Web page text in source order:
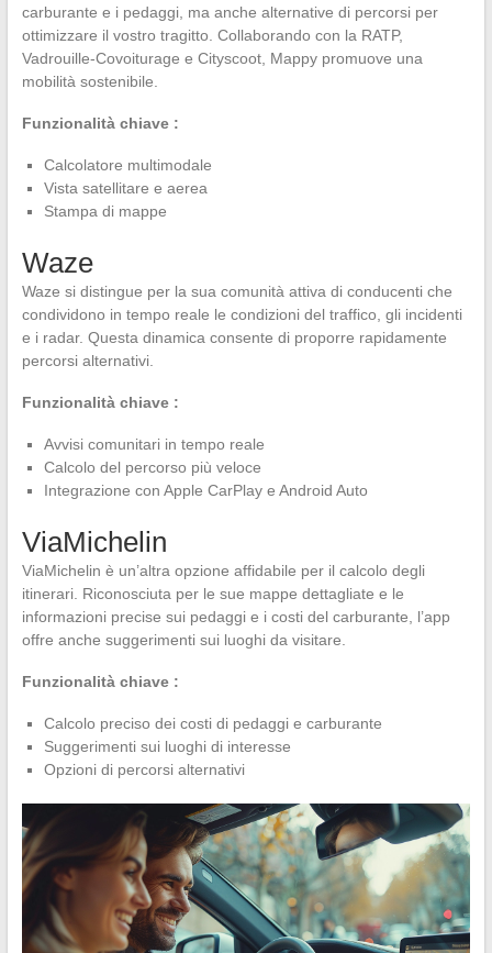
carburante e i pedaggi, ma anche alternative di percorsi per
ottimizzare il vostro tragitto. Collaborando con la RATP,
Vadrouille-Covoiturage e Cityscoot, Mappy promuove una
mobilità sostenibile.
Funzionalità chiave :
Calcolatore multimodale
Vista satellitare e aerea
Stampa di mappe
Waze
Waze si distingue per la sua comunità attiva di conducenti che
condividono in tempo reale le condizioni del traffico, gli incidenti
e i radar. Questa dinamica consente di proporre rapidamente
percorsi alternativi.
Funzionalità chiave :
Avvisi comunitari in tempo reale
Calcolo del percorso più veloce
Integrazione con Apple CarPlay e Android Auto
ViaMichelin
ViaMichelin è un’altra opzione affidabile per il calcolo degli
itinerari. Riconosciuta per le sue mappe dettagliate e le
informazioni precise sui pedaggi e i costi del carburante, l’app
offre anche suggerimenti sui luoghi da visitare.
Funzionalità chiave :
Calcolo preciso dei costi di pedaggi e carburante
Suggerimenti sui luoghi di interesse
Opzioni di percorsi alternativi